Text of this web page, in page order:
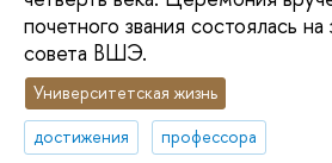
почетного звания состоялась
совета ВШЭ.
Университетская жизнь
достижения
профессора